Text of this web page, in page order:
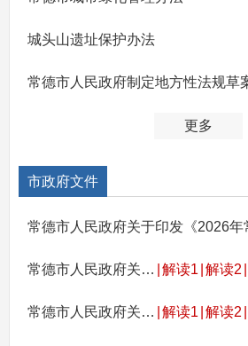
城头山遗址保护办法
更多
市政府文件
解读1 解读2
常德市人民政府关于加强常德市城区国Ⅳ及以下排放标准柴油货车禁限行管理的通告
解读1 解读2
常德市人民政府关于公布规范性文件清理结果的通告